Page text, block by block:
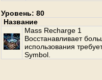
Уровень: 80
Название
Mass Recharge 1
Восстанавливает
использования
Symbol.